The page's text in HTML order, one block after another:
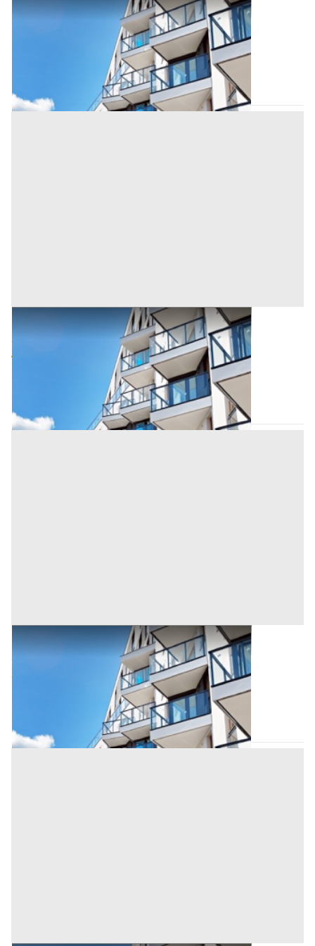
Appartamento all'asta a Padova
(Padova)
26.000 €
AI3665744
Appartamento all'asta a Padova
(Padova)
43.500 € 58.000 €
AI3309111
Appartamento all'asta a Padova
(Padova)
24.000 € 32.000 €
AI3665745